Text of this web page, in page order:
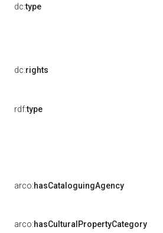
dc:type
dc:rights
rdf:type
arco:hasCataloguingAgency
arco:hasCulturalPropertyCategory